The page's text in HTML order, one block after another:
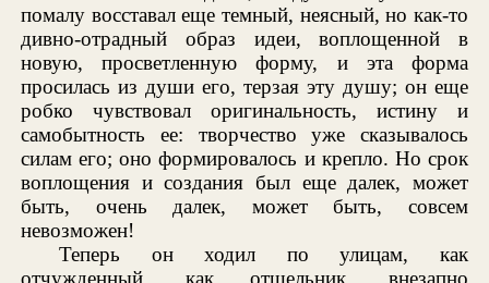
помалу восставал еще темный, неясный, но как-то
дивно-отрадный образ идеи, воплощенной в
новую, просветленную форму, и эта форма
просилась из души его, терзая эту душу; он еще
робко чувствовал оригинальность, истину и
самобытность ее: творчество уже сказывалось
силам его; оно формировалось и крепло. Но срок
воплощения и создания был еще далек, может
быть, очень далек, может быть, совсем
невозможен!
Теперь он ходил по улицам, как
отчужденный, как отшельник, внезапно